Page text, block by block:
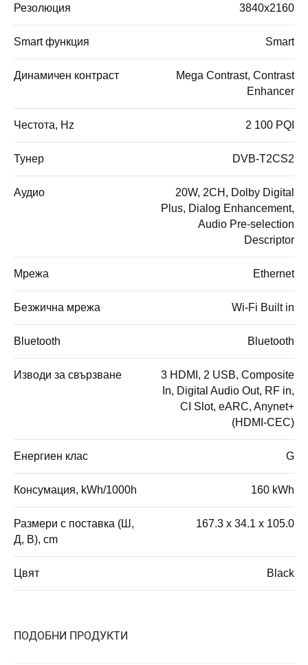
Резолюция 3840x2160
Smart функция Smart
Динамичен контраст
Mega Contrast, Contrast
Enhancer
Честота, Hz 2 100 PQI
Тунер DVB-T2CS2
Аудио
20W, 2CH, Dolby Digital
Plus, Dialog Enhancement,
Audio Pre-selection
Descriptor
Мрежа Ethernet
Безжична мрежа Wi-Fi Built in
Bluetooth Bluetooth
Изводи за свързване
3 HDMI, 2 USB, Composite
In, Digital Audio Out, RF in,
CI Slot, eARC, Anynet+
(HDMI-CEC)
Енергиен клас G
Консумация, kWh/1000h 160 kWh
Размери с поставка (Ш,
Д, В), cm
167.3 x 34.1 x 105.0
Цвят Black
ПОДОБНИ ПРОДУКТИ